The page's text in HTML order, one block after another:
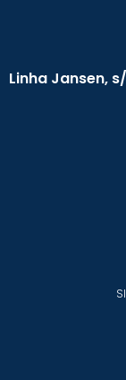
Linha Jansen,